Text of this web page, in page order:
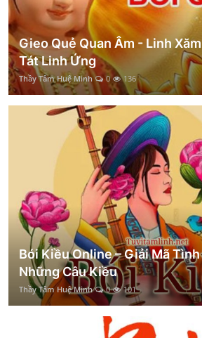
Gieo Quẻ Quan Âm - Linh
Tát Linh Ứng
Thầy Tâm Huệ Minh 0 136
Bói Kiều Online – Giải Mã Tình
Những Câu Kiều
Thầy Tâm Huệ Minh 0 101